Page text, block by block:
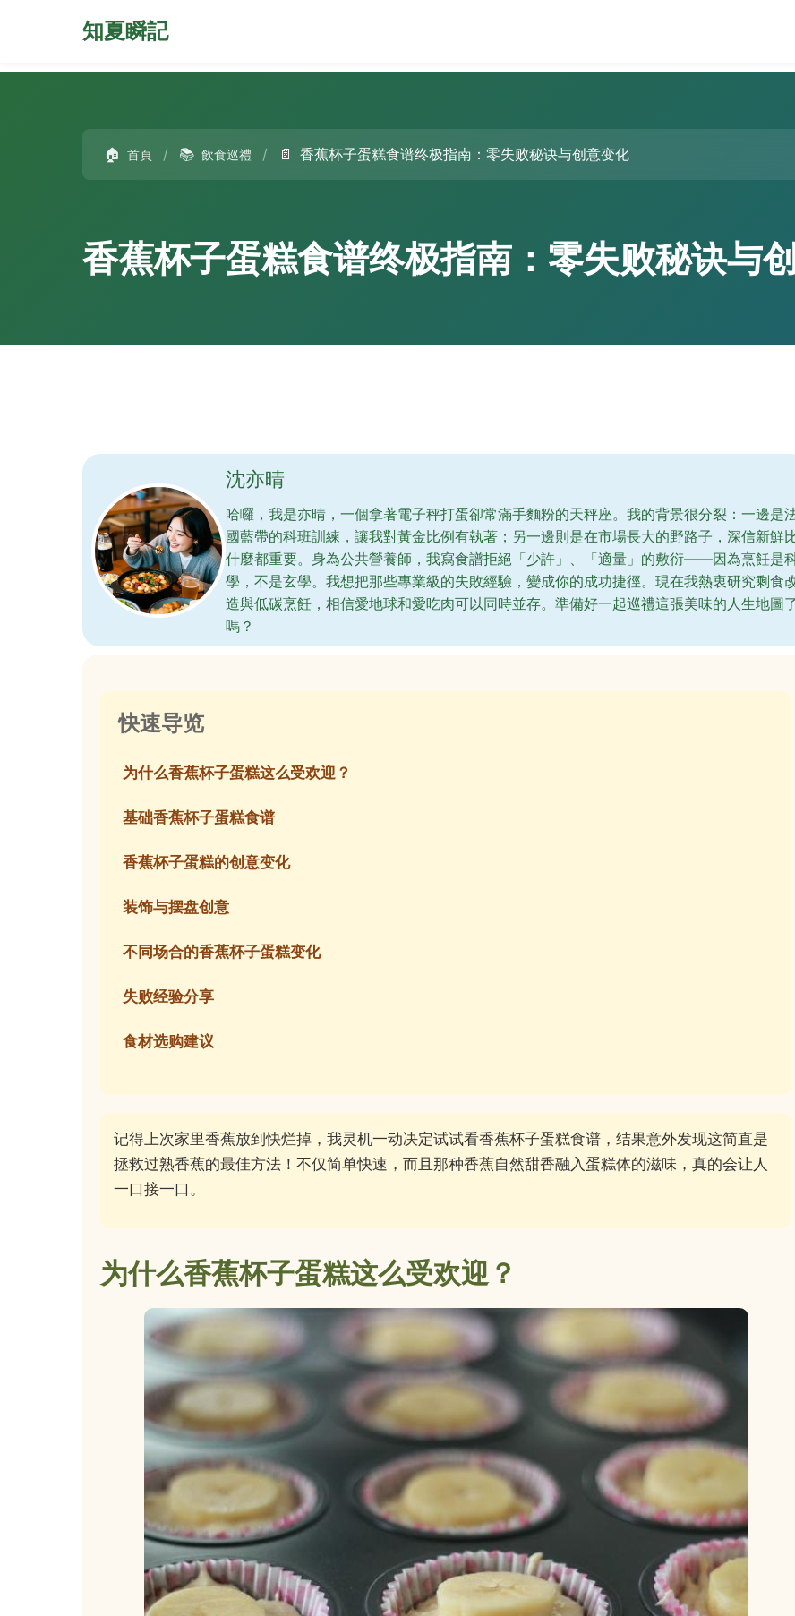
知夏瞬記
🏠 首頁 / 📚 飲食巡禮 / 📄 香蕉杯子蛋糕食谱终极指南：零失败秘诀与创意变化
香蕉杯子蛋糕食谱终极指南：零失败秘诀与
沈亦晴
哈囉，我是亦晴，一個拿著電子秤打蛋卻常滿手麵粉的天秤座。我的背景很分裂：一邊是
國藍帶的科班訓練，讓我對黃金比例有執著；另一邊則是在市場長大的野路子，深信新鮮
什麼都重要。身為公共營養師，我寫食譜拒絕「少許」、「適量」的敷衍——因為烹飪是
學，不是玄學。我想把那些專業級的失敗經驗，變成你的成功捷徑。現在我熱衷研究剩食
造與低碳烹飪，相信愛地球和愛吃肉可以同時並存。準備好一起巡禮這張美味的人生地圖
嗎？
快速导览
为什么香蕉杯子蛋糕这么受欢迎？
基础香蕉杯子蛋糕食谱
香蕉杯子蛋糕的创意变化
装饰与摆盘创意
不同场合的香蕉杯子蛋糕变化
失败经验分享
食材选购建议
记得上次家里香蕉放到快烂掉，我灵机一动决定试试看香蕉杯子蛋糕食谱，结果意外发现这简直是
拯救过熟香蕉的最佳方法！不仅简单快速，而且那种香蕉自然甜香融入蛋糕体的滋味，真的会让人
一口接一口。
为什么香蕉杯子蛋糕这么受欢迎？